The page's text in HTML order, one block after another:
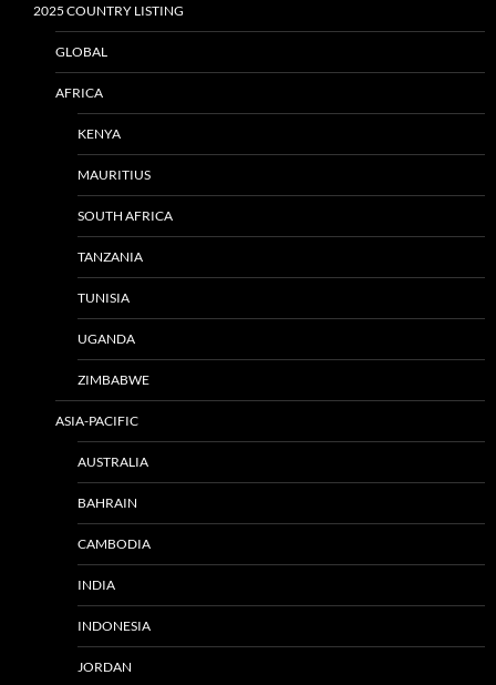
2025 COUNTRY LISTING
GLOBAL
AFRICA
KENYA
MAURITIUS
SOUTH AFRICA
TANZANIA
TUNISIA
UGANDA
ZIMBABWE
ASIA-PACIFIC
AUSTRALIA
BAHRAIN
CAMBODIA
INDIA
INDONESIA
JORDAN